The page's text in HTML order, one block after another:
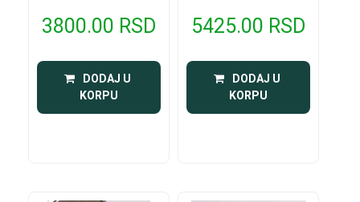
3800.00 RSD
DODAJ U
KORPU
5425.00 RSD
DODAJ U
KORPU